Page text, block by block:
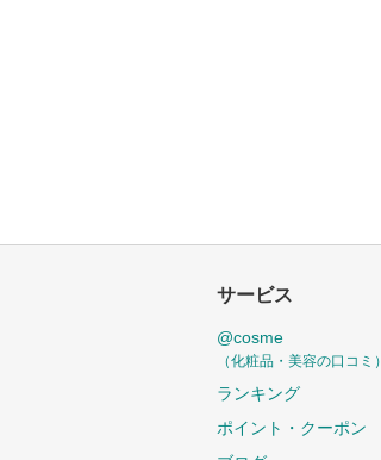
サービス
@cosme
（化粧品・美容の口コミ）
ランキング
ポイント・クーポン